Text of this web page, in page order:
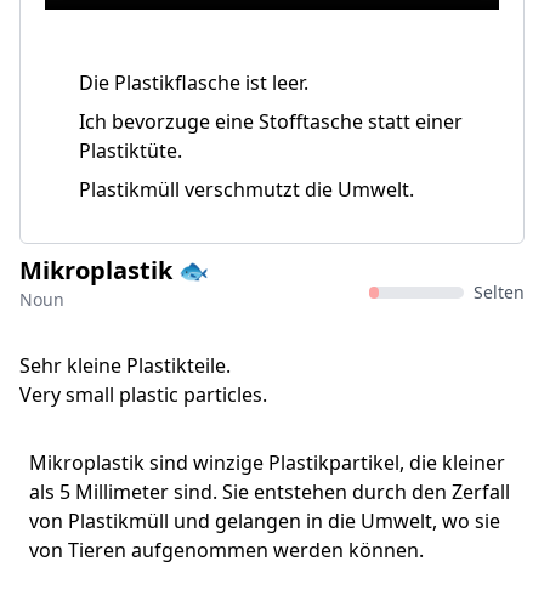
Die Plastikflasche ist leer.
Ich bevorzuge eine Stofftasche statt einer
Plastiktüte.
Plastikmüll verschmutzt die Umwelt.
Mikroplastik 🐟
Noun Selten
Sehr kleine Plastikteile.
Very small plastic particles.
Mikroplastik sind winzige Plastikpartikel, die kleiner
als 5 Millimeter sind. Sie entstehen durch den Zerfall
von Plastikmüll und gelangen in die Umwelt, wo sie
von Tieren aufgenommen werden können.